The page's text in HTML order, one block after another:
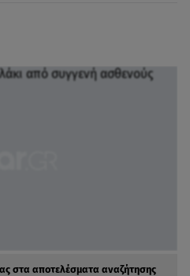
στα αποτελέσματα αναζήτησης